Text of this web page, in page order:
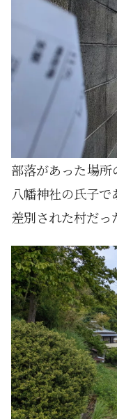
部落があった場
八幡神社の氏子
差別された村だっ